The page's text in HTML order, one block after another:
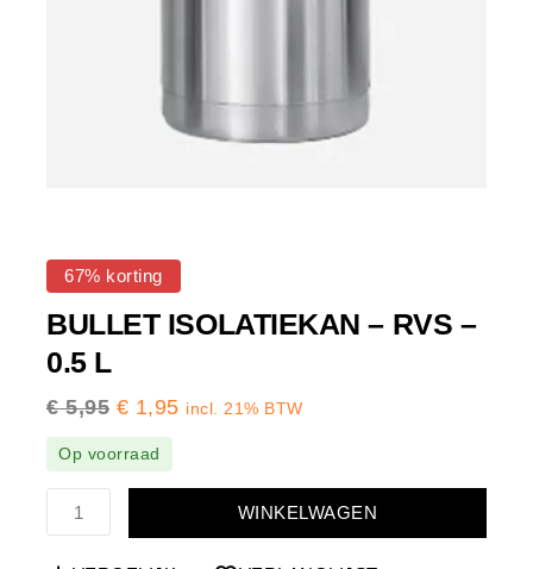
67% korting
BULLET ISOLATIEKAN – RVS –
0.5 L
€5,95 € 1,95 incl. 21% BTW
Op voorraad
WINKELWAGEN